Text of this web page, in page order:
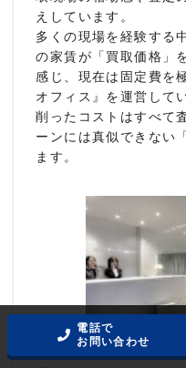
えしています。
多くの現場を経験する
の家賃が「買取価格」
感じ、現在は固定費を
オフィス』を運営して
削ったコストはすべて
ーンには真似できない
ます。
電話で
お問い合わせ